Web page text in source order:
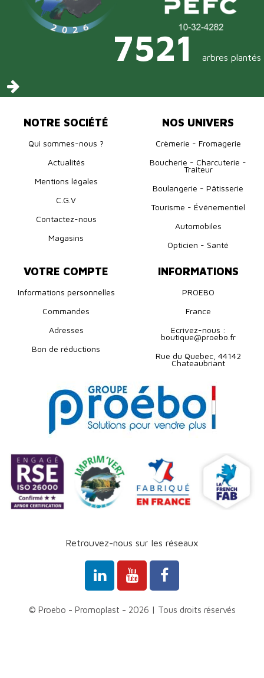
7521 arbres plantés
NOTRE SOCIÉTÉ
Qui sommes-nous ?
Actualités
Mentions légales
C.G.V
Contactez-nous
Magasins
NOS UNIVERS
Crèmerie - Fromagerie
Boucherie - Charcuterie -
Traiteur
Boulangerie - Pâtisserie
Tourisme - Événementiel
Automobiles
Opticien - Santé
VOTRE COMPTE
Informations personnelles
Commandes
Adresses
Bon de réductions
INFORMATIONS
PROEBO
France
Ecrivez-nous :
boutique@proebo.fr
Rue du Quebec, 44142
Chateaubriant
Retrouvez-nous sur les réseaux
© Proebo - Promoplast - 2026 | Tous droits réservés